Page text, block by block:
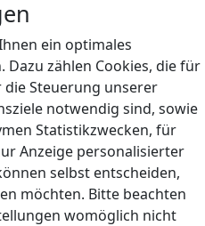
ein optimales
Dazu zählen Cookies, die für
Steuerung unserer
notwendig sind, sowie
Statistikzwecken, für
Anzeige personalisierter
selbst entscheiden,
möchten. Bitte beachten
womöglich nicht